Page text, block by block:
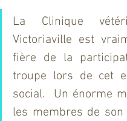
La Clinique
Victoriaville est
fière de la
troupe lors de cet
social.  Un énorme
les membres de son